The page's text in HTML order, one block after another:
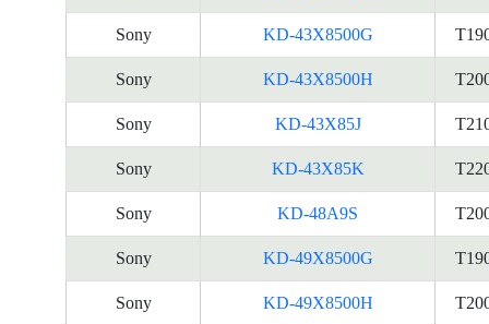
Sony KD-43X8500G
Sony KD-43X8500H
Sony KD-43X85J
Sony KD-43X85K
Sony KD-48A9S
Sony KD-49X8500G
Sony KD-49X8500H